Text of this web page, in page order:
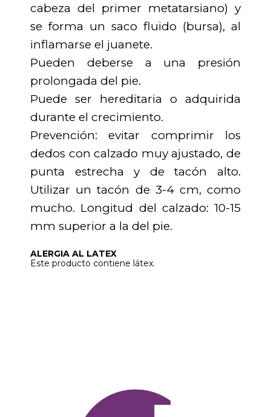
cabeza del primer metatarsiano) y
se forma un saco fluido (bursa), al
inflamarse el juanete.
Pueden deberse a una presión
prolongada del pie.
Puede ser hereditaria o adquirida
durante el crecimiento.
Prevención: evitar comprimir los
dedos con calzado muy ajustado, de
punta estrecha y de tacón alto.
Utilizar un tacón de 3-4 cm, como
mucho. Longitud del calzado: 10-15
mm superior a la del pie.
ALERGIA AL LATEX
Este producto contiene látex.